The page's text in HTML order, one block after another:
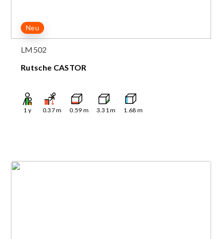
Neu
LM502
Rutsche CASTOR
1 y 0.37m 0.59 m 3.31m 1.68 m